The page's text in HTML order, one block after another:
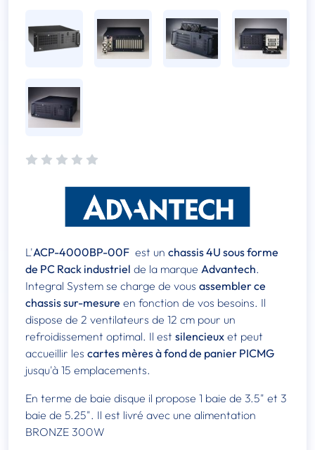
L'ACP-4000BP-00F est un chassis 4U sous forme
de PC Rack industriel de la marque Advantech.
Integral System se charge de vous assembler ce
chassis sur-mesure en fonction de vos besoins. Il
dispose de 2 ventilateurs de 12 cm pour un
refroidissement optimal. Il est silencieux et peut
accueillir les cartes mères à fond de panier PICMG
jusqu'à 15 emplacements.
En terme de baie disque il propose 1 baie de 3.5" et 3
baie de 5.25". Il est livré avec une alimentation
BRONZE 300W